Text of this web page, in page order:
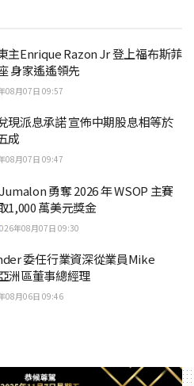
主Enrique Razon Jr 登上福布斯菲
身家遙遙領先
08月07日 09:57
現派息承諾 宣佈中期股息相等於
成
08月07日 09:47
勇奪 2026 年 WSOP 主賽
1,000 萬美元獎金
年08月07日 09:30
委任行業資深從業員Mike
洲區董事總經理
08月06日 09:46